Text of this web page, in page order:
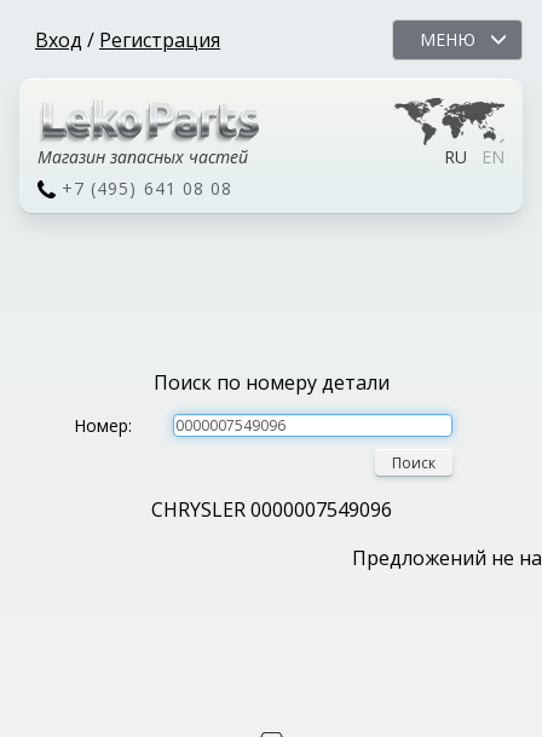
Вход / Регистрация МЕНЮ
Магазин запасных частей RU
EN
+7 (495) 641 08 08
Поиск по номеру детали
Номер:
Поиск
CHRYSLER 0000007549096
Предложений не